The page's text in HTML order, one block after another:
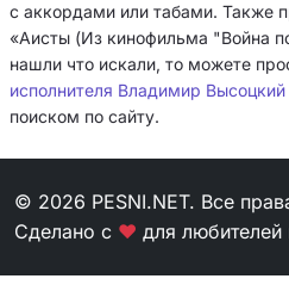
с аккордами или табами. Также
«Аисты (Из кинофильма "Война
нашли что искали, то можете
исполнителя Владимир Высоцкий
поиском по сайту.
© 2026 PESNI.NET. Все
Сделано с ❤ для